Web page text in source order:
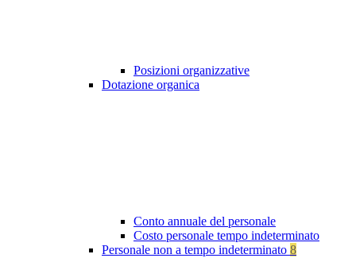
Posizioni organizzative
Dotazione organica
Conto annuale del personale
Costo personale tempo indeterminato
Personale non a tempo indeterminato 8